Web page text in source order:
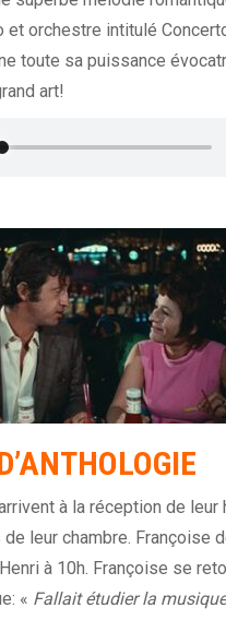
et orchestre intitulé
toute sa puissance
art!
à la réception de leur
leur chambre. Françoise
à 10h. Françoise se
« Fallait étudier la